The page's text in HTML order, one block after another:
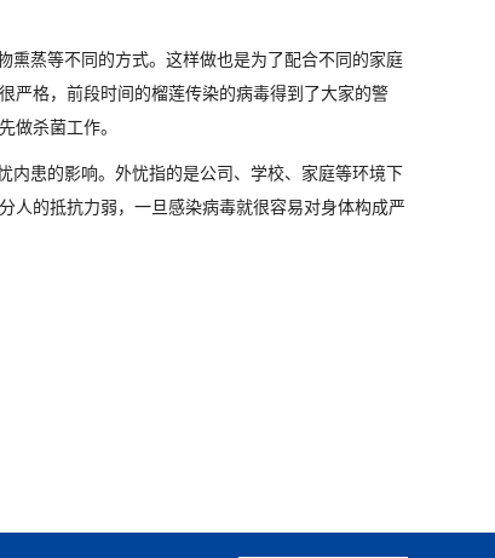
蒸等不同的方式。这样做也是为了配合不同的家庭
严格，前段时间的榴莲传染的病毒得到了大家的警
做杀菌工作。
患的影响。外忧指的是公司、学校、家庭等环境下
人的抵抗力弱，一旦感染病毒就很容易对身体构成严